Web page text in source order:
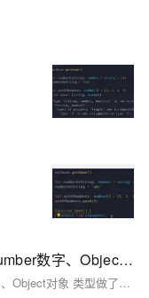
ES6对String字符串、Array数组、Number数字、Object对象 类型做了哪些升级优化
ES6对String字符串、Array数组、Number数字、Object对象 类型做了哪些升级优化